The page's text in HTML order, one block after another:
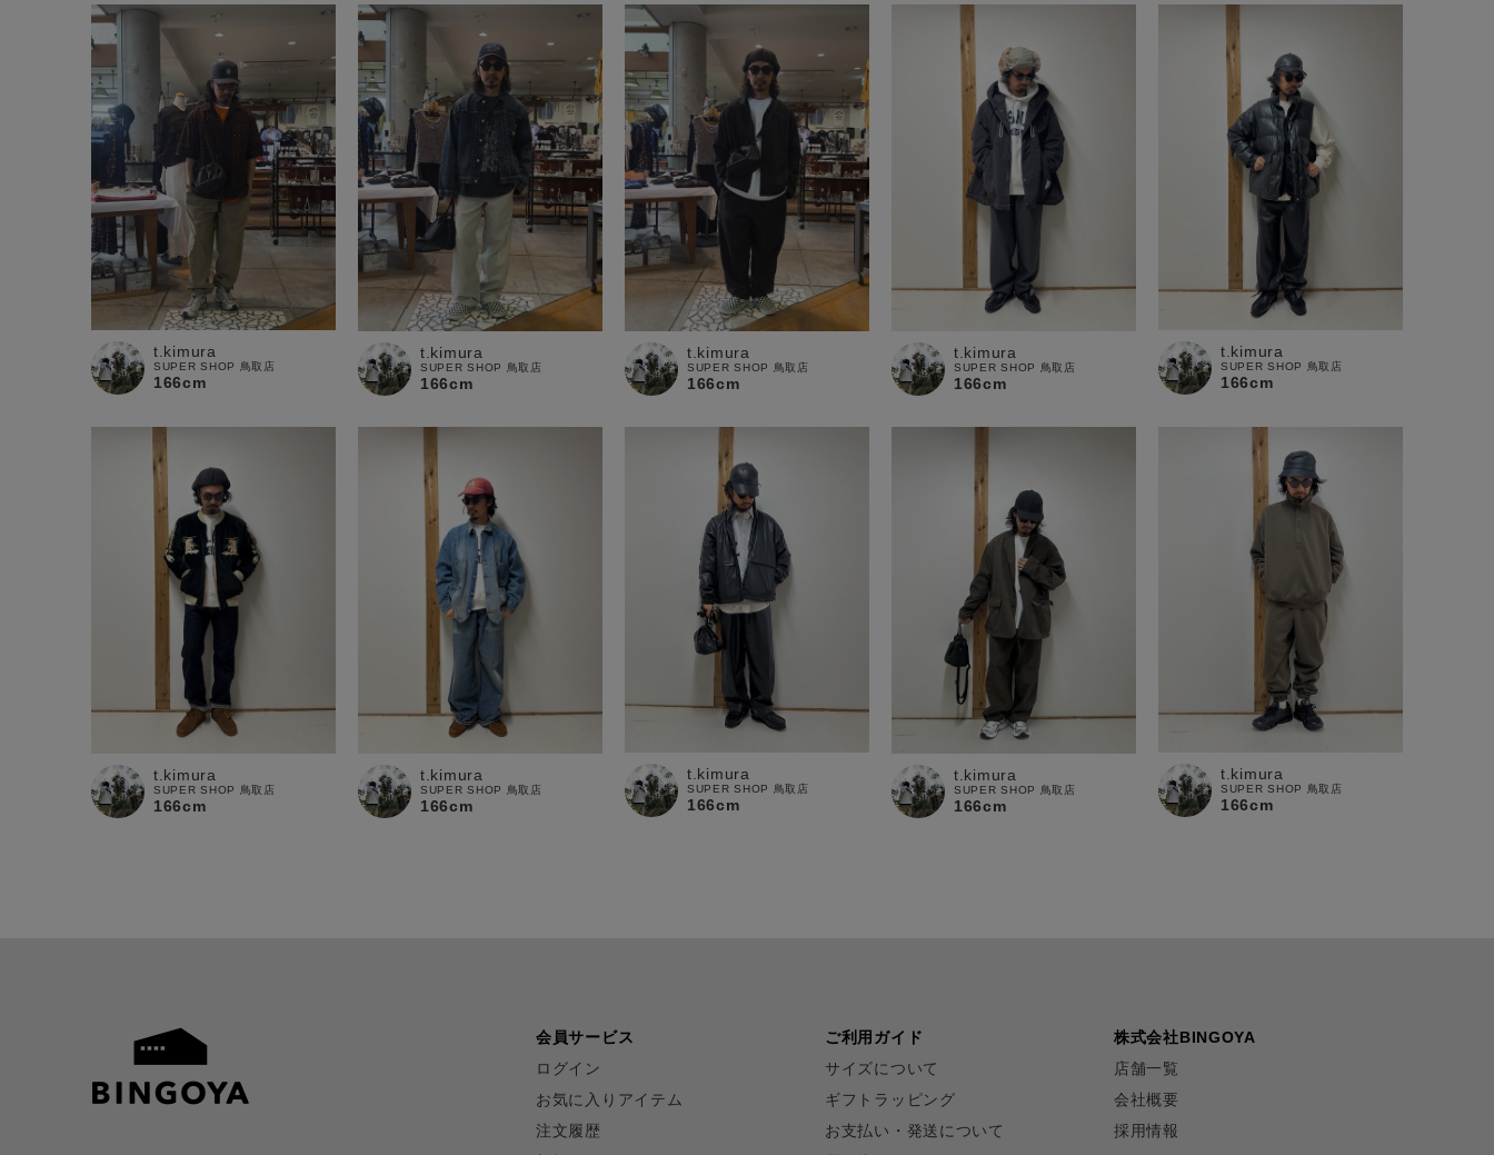
t.kimura
SUPER SHOP 鳥取店
166cm
t.kimura
SUPER SHOP 鳥取店
166cm
t.kimura
SUPER SHOP 鳥取店
166cm
t.kimura
SUPER SHOP 鳥取店
166cm
t.kimura
SUPER SHOP 鳥取店
166cm
t.kimura
SUPER SHOP 鳥取店
166cm
t.kimura
SUPER SHOP 鳥取店
166cm
t.kimura
SUPER SHOP 鳥取店
166cm
t.kimura
SUPER SHOP 鳥取店
166cm
t.kimura
SUPER SHOP 鳥取店
166cm
会員サービス
ログイン
お気に入りアイテム
注文履歴
ご利用ガイド
サイズについて
ギフトラッピング
お支払い・発送について
株式会社BINGOYA
店舗一覧
会社概要
採用情報